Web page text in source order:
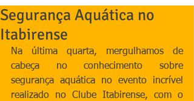
Segurança Aquática no
Itabirense
Na última quarta, mergulhamos de
cabeça no conhecimento sobre
segurança aquática no evento incrível
realizado no Clube Itabirense, com o